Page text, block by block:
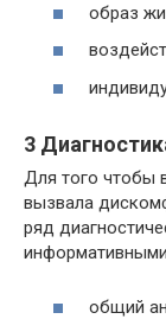
образ
3
Для того чтобы
вызвала
ряд
общий